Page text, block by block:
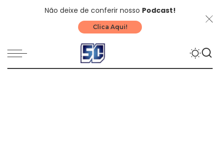
Não deixe de conferir nosso Podcast!
Clica Aqui!